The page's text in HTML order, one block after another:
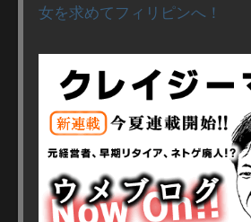
女を求めてフィリピンへ！